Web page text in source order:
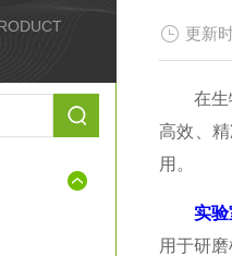
更新
在生物
高效、
用。
实
用于研